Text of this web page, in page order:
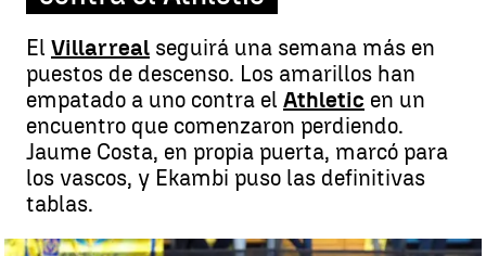
El Villarreal seguirá una semana más en
puestos de descenso. Los amarillos han
empatado a uno contra el Athletic en un
encuentro que comenzaron perdiendo.
Jaume Costa, en propia puerta, marcó para
los vascos, y Ekambi puso las definitivas
tablas.